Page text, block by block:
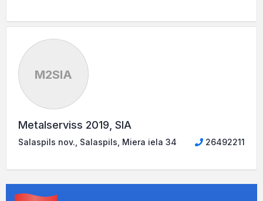
M2SIA
Metalserviss 2019, SIA
Salaspils nov., Salaspils, Miera iela 34 26492211